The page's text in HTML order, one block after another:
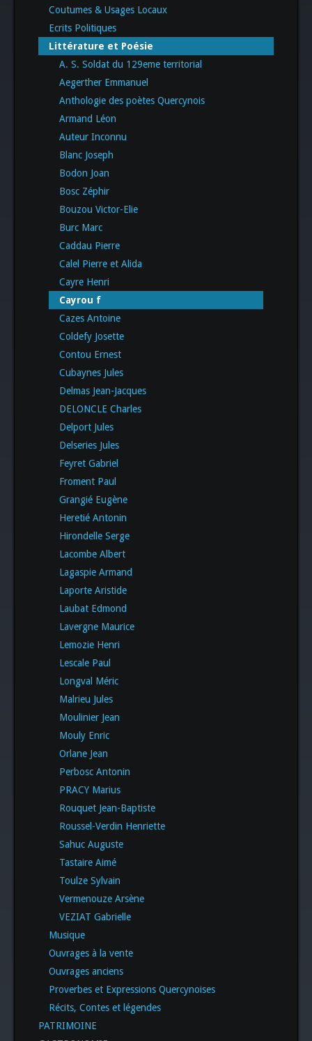
Coutumes & Usages Locaux
Ecrits Politiques
Littérature et Poésie
A. S. Soldat du 129eme territorial
Aegerther Emmanuel
Anthologie des poètes Quercynois
Armand Léon
Auteur Inconnu
Blanc Joseph
Bodon Joan
Bosc Zéphir
Bouzou Victor-Elie
Burc Marc
Caddau Pierre
Calel Pierre et Alida
Cayre Henri
Cayrou f
Cazes Antoine
Coldefy Josette
Contou Ernest
Cubaynes Jules
Delmas Jean-Jacques
DELONCLE Charles
Delport Jules
Delseries Jules
Feyret Gabriel
Froment Paul
Grangié Eugène
Heretié Antonin
Hirondelle Serge
Lacombe Albert
Lagaspie Armand
Laporte Aristide
Laubat Edmond
Lavergne Maurice
Lemozie Henri
Lescale Paul
Longval Méric
Malrieu Jules
Moulinier Jean
Mouly Enric
Orlane Jean
Perbosc Antonin
PRACY Marius
Rouquet Jean-Baptiste
Roussel-Verdin Henriette
Sahuc Auguste
Tastaire Aimé
Toulze Sylvain
Vermenouze Arsène
VEZIAT Gabrielle
Musique
Ouvrages à la vente
Ouvrages anciens
Proverbes et Expressions Quercynoises
Récits, Contes et légendes
PATRIMOINE